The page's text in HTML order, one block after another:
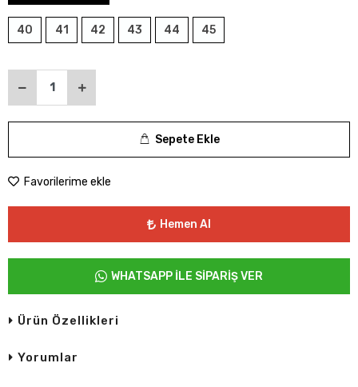
40 41 42 43 44 45
Sepete Ekle
Favorilerime ekle
Hemen Al
WHATSAPP İLE SİPARİŞ VER
Ürün Özellikleri
Yorumlar